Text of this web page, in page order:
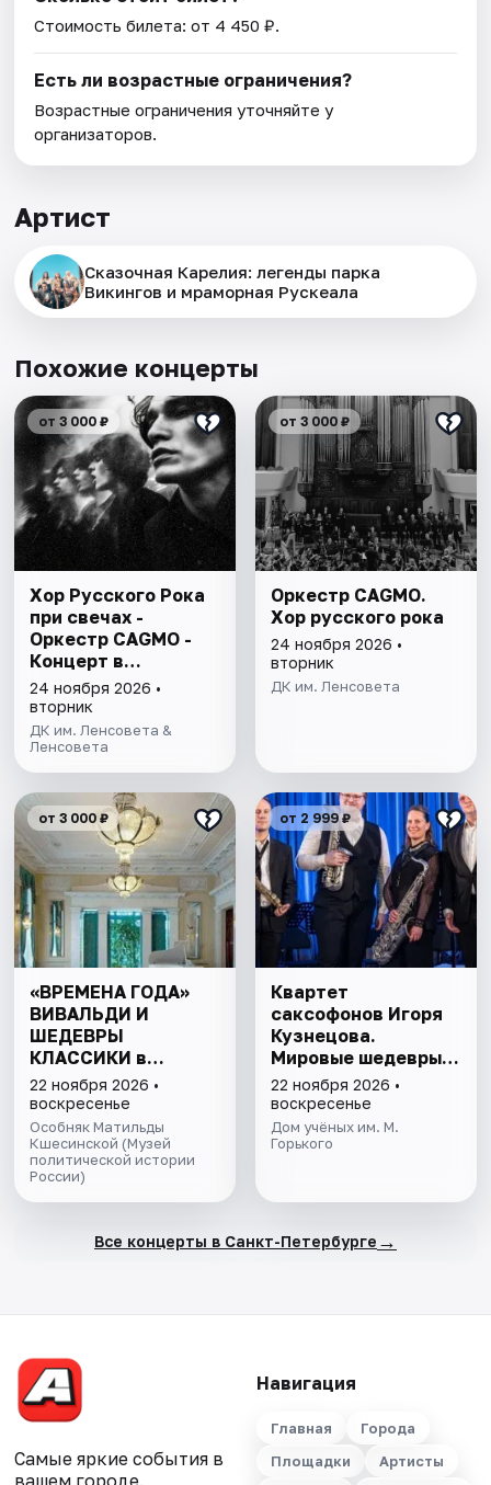
Стоимость билета: от 4 450 ₽.
Есть ли возрастные ограничения?
Возрастные ограничения уточняйте у
организаторов.
Артист
Сказочная Карелия: легенды парка
Викингов и мраморная Рускеала
Похожие концерты
от 3 000 ₽
Хор Русского Рока
при свечах -
Оркестр CAGMO -
Концерт в
Петербурге
24 ноября 2026 •
вторник
ДК им. Ленсовета &
Ленсовета
от 3 000 ₽
Оркестр CAGMO.
Хор русского рока
24 ноября 2026 •
вторник
ДК им. Ленсовета
от 3 000 ₽
«ВРЕМЕНА ГОДА»
ВИВАЛЬДИ И
ШЕДЕВРЫ
КЛАССИКИ в
особняке М.
Кшесинской
22 ноября 2026 •
воскресенье
Особняк Матильды
Кшесинской (Музей
политической истории
России)
от 2 999 ₽
Квартет
саксофонов Игоря
Кузнецова.
Мировые шедевры
на саксофонах при
свечах
22 ноября 2026 •
воскресенье
Дом учёных им. М.
Горького
Все концерты в Санкт-Петербурге →
Самые яркие события в
Навигация
Главная
Города
Площадки
Артисты